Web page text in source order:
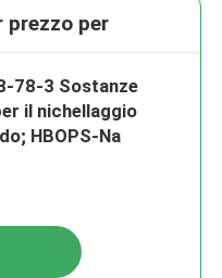
per
78-3 Sostanze
il nichellaggio
HBOPS-Na